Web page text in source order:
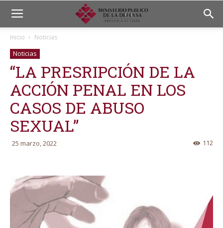
Inicio Noticias
Noticias
“LA PRESRIPCIÓN DE LA
ACCIÓN PENAL EN LOS
CASOS DE ABUSO
SEXUAL”
25 marzo, 2022 112